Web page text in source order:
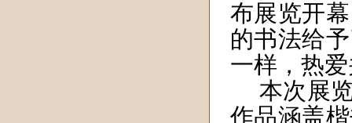
布展览开
的书法给
一样，热
本次展
作品涵盖